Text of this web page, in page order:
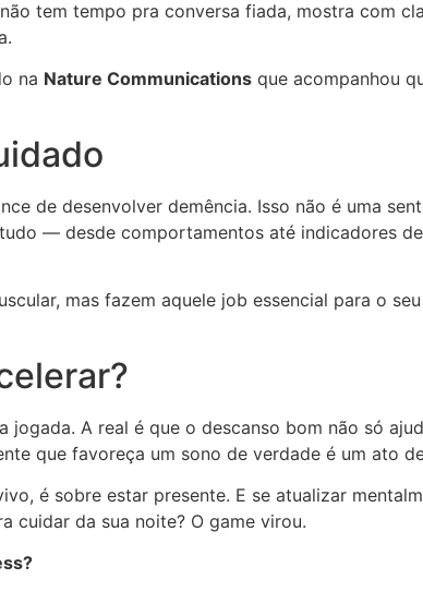
tem tempo pra conversa fiada, mostra com
na Nature Communications que acompanhou
de desenvolver demência. Isso não é uma
— desde comportamentos até indicadores
mas fazem aquele job essencial para o
A real é que o descanso bom não só
que favoreça um sono de verdade é um ato
é sobre estar presente. E se atualizar
cuidar da sua noite? O game virou.